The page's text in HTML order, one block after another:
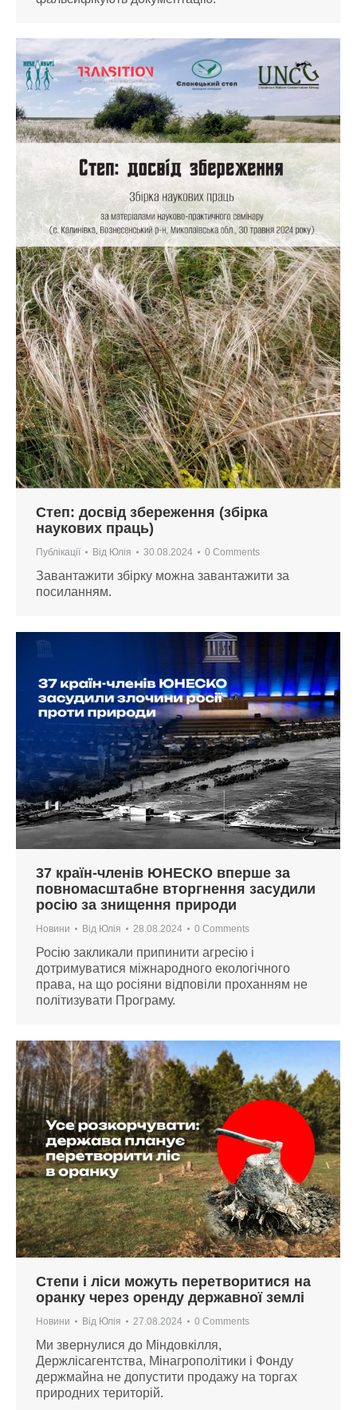
Степ: досвід збереження (збірка
наукових праць)
Публікації Від Юлія 30.08.2024 0 Comments
Завантажити збірку можна завантажити за
посиланням.
37 країн-членів ЮНЕСКО вперше за
повномасштабне вторгнення засудили
росію за знищення природи
Новини Від Юлія 28.08.2024 0 Comments
Росію закликали припинити агресію і
дотримуватися міжнародного екологічного
права, на що росіяни відповіли проханням не
політизувати Програму.
Степи і ліси можуть перетворитися на
оранку через оренду державної землі
Новини Від Юлія 27.08.2024 0 Comments
Ми звернулися до Міндовкілля,
Держлісагентства, Мінагрополітики і Фонду
держмайна не допустити продажу на торгах
природних територій.